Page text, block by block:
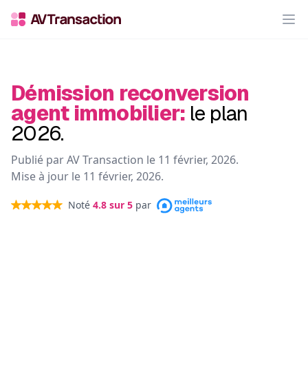
Démission reconversion
agent immobilier: le plan
2026.
Publié par AV Transaction le 11 février, 2026.
Mise à jour le 11 février, 2026.
Noté 4.8 sur 5 par